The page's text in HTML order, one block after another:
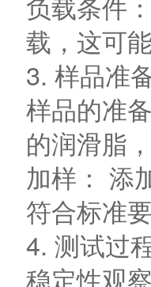
载，这可
3. 样品准
样品的准
的润滑脂
加样： 添
符合标准
4. 测试过
稳定性观